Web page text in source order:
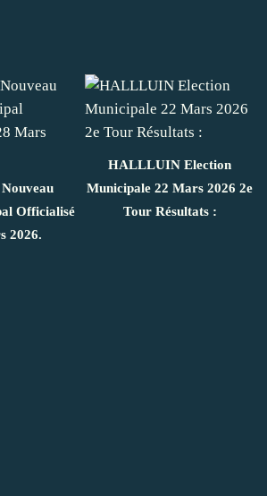
Officialisé
2026.
HALLLUIN Election
Municipale 22 Mars 2026 2e
Tour Résultats :